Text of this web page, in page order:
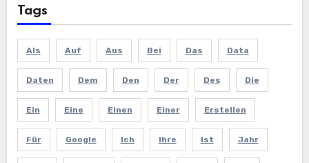
Tags
Als Auf Aus Bei Das Data
Daten Dem Den Der Des Die
Ein Eine Einen Einer Erstellen
Für Google Ich Ihre Ist Jahr